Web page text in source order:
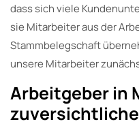
dass sich viele
sie Mitarbeiter aus der
Stammbelegschaft
unsere Mitarbeiter
Arbeitgeber in